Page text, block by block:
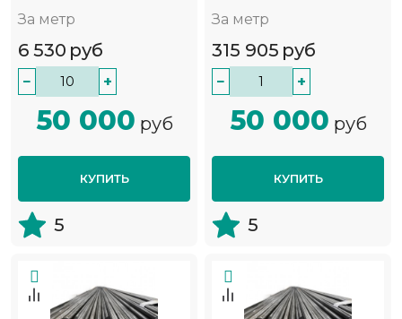
За метр
6 530 руб
− +
50 000 руб
КУПИТЬ
5
За метр
315 905 руб
− +
50 000 руб
КУПИТЬ
5